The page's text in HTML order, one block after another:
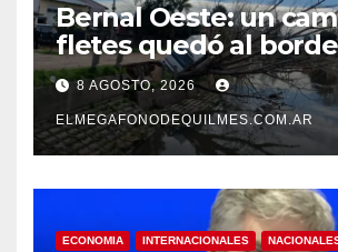
Bernal Oeste: un
fletes quedó al
al arroyo Las Piedras
8 AGOSTO, 2026
ELMEGAFONODEQUILMES.COM.AR
ECONOMIA INTERNACIONALES